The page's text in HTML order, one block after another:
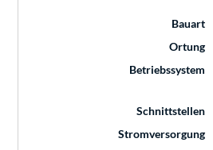
Bauart
Ortung
Betriebssystem
Schnittstellen
Stromversorgung